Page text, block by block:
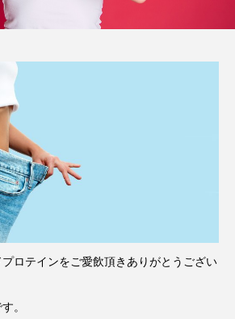
ロテインをご愛飲頂きありがとうござい
。